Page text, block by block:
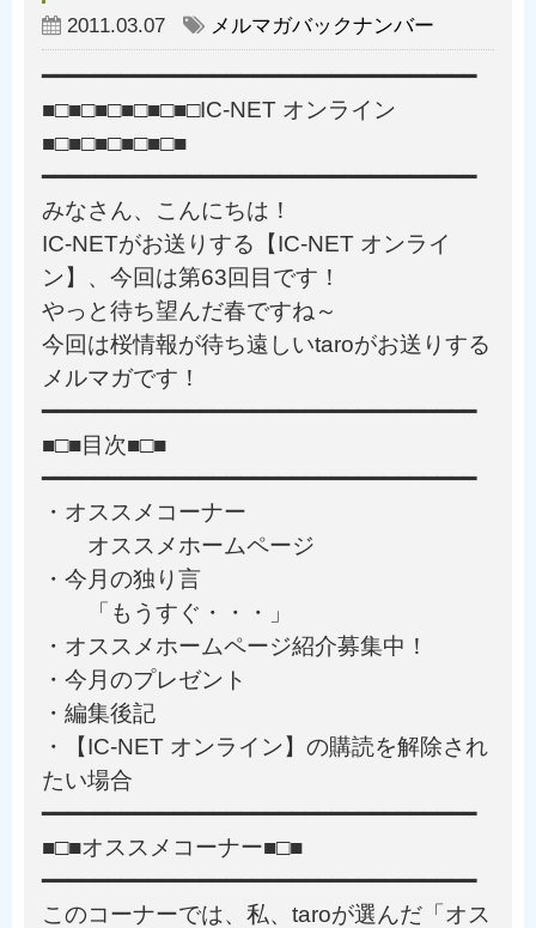
2011.03.07 メルマガバックナンバー
━━━━━━━━━━━━━━━━━━━━━━━━━━━━━━━━━
■□■□■□■□■□■□IC-NET オンライン
■□■□■□■□■□■
━━━━━━━━━━━━━━━━━━━━━━━━━━━━━━━━━
みなさん、こんにちは！
IC-NETがお送りする【IC-NET オンライ
ン】、今回は第63回目です！
やっと待ち望んだ春ですね～
今回は桜情報が待ち遠しいtaroがお送りする
メルマガです！
━━━━━━━━━━━━━━━━━━━━━━━━━━━━━━━━━
■□■目次■□■
━━━━━━━━━━━━━━━━━━━━━━━━━━━━━━━━━
・オススメコーナー
オススメホームページ
・今月の独り言
「もうすぐ・・・」
・オススメホームページ紹介募集中！
・今月のプレゼント
・編集後記
・【IC-NET オンライン】の購読を解除され
たい場合
━━━━━━━━━━━━━━━━━━━━━━━━━━━━━━━━━
■□■オススメコーナー■□■
━━━━━━━━━━━━━━━━━━━━━━━━━━━━━━━━━
このコーナーでは、私、taroが選んだ「オス